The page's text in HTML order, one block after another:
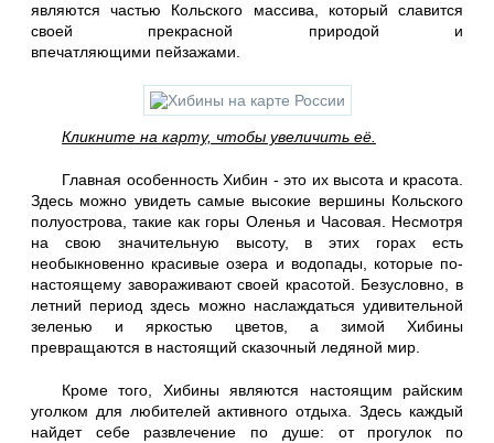
являются частью Кольского массива, который славится
своей прекрасной природой и
впечатляющими пейзажами.
Кликните на карту, чтобы увеличить её.
Главная особенность Хибин - это их высота и красота.
Здесь можно увидеть самые высокие вершины Кольского
полуострова, такие как горы Оленья и Часовая. Несмотря
на свою значительную высоту, в этих горах есть
необыкновенно красивые озера и водопады, которые по-
настоящему завораживают своей красотой. Безусловно, в
летний период здесь можно наслаждаться удивительной
зеленью и яркостью цветов, а зимой Хибины
превращаются в настоящий сказочный ледяной мир.
Кроме того, Хибины являются настоящим райским
уголком для любителей активного отдыха. Здесь каждый
найдет себе развлечение по душе: от прогулок по